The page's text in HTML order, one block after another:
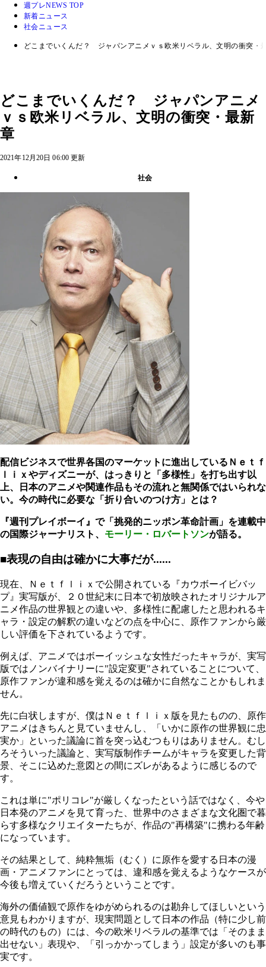
週プレNEWS TOP
新着ニュース
社会ニュース
どこまでいくんだ？ ジャパンアニメｖｓ欧米リベラル、文明の衝突・
どこまでいくんだ？ ジャパンアニメ
ｖｓ欧米リベラル、文明の衝突・最新
章
2021年12月20日 06:00 更新
社会
配信ビジネスで世界各国のマーケットに進出しているＮｅｔｆ
ｌｉｘやディズニーが、はっきりと「多様性」を打ち出す以
上、日本のアニメや関連作品もその流れと無関係ではいられな
い。今の時代に必要な「折り合いのつけ方」とは？
『週刊プレイボーイ』で「挑発的ニッポン革命計画」を連載中
の国際ジャーナリスト、 モーリー・ロバートソンが語る。
■表現の自由は確かに大事だが......
現在、Ｎｅｔｆｌｉｘで公開されている『カウボーイビバッ
プ』実写版が、２０世紀末に日本で初放映されたオリジナルア
ニメ作品の世界観との違いや、多様性に配慮したと思われるキ
ャラ・設定の解釈の違いなどの点を中心に、原作ファンから厳
しい評価を下されているようです。
例えば、アニメではボーイッシュな女性だったキャラが、実写
版ではノンバイナリーに"設定変更"されていることについて、
原作ファンが違和感を覚えるのは確かに自然なことかもしれま
せん。
先に白状しますが、僕はＮｅｔｆｌｉｘ版を見たものの、原作
アニメはきちんと見ていませんし、「いかに原作の世界観に忠
実か」といった議論に首を突っ込むつもりはありません。むし
ろそういった議論と、実写版制作チームがキャラを変更した背
景、そこに込めた意図との間にズレがあるように感じるので
す。
これは単に"ポリコレ"が厳しくなったという話ではなく、今や
日本発のアニメを見て育った、世界中のさまざまな文化圏で暮
らす多様なクリエイターたちが、作品の"再構築"に携わる年齢
になっています。
その結果として、純粋無垢（むく）に原作を愛する日本の漫
画・アニメファンにとっては、違和感を覚えるようなケースが
今後も増えていくだろうということです。
海外の価値観で原作をゆがめられるのは勘弁してほしいという
意見もわかりますが、現実問題として日本の作品（特に少し前
の時代のもの）には、今の欧米リベラルの基準では「そのまま
出せない」表現や、「引っかかってしまう」設定が多いのも事
実です。